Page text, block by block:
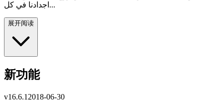
اجدادنا في كل...
展开阅读
新功能
v16.6.1 2018-06-30